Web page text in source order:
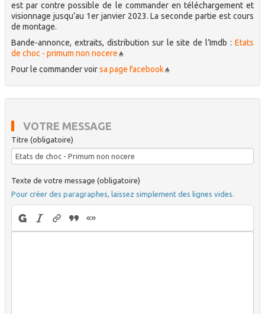
est par contre possible de le commander en téléchargement et
visionnage jusqu’au 1er janvier 2023. La seconde partie est cours
de montage.
Bande-annonce, extraits, distribution sur le site de l’Imdb : Etats
de choc - primum non nocere
Pour le commander voirsa page facebook
VOTRE MESSAGE
Titre (obligatoire)
Texte de votre message (obligatoire)
Pour créer des paragraphes, laissez simplement des lignes vides.